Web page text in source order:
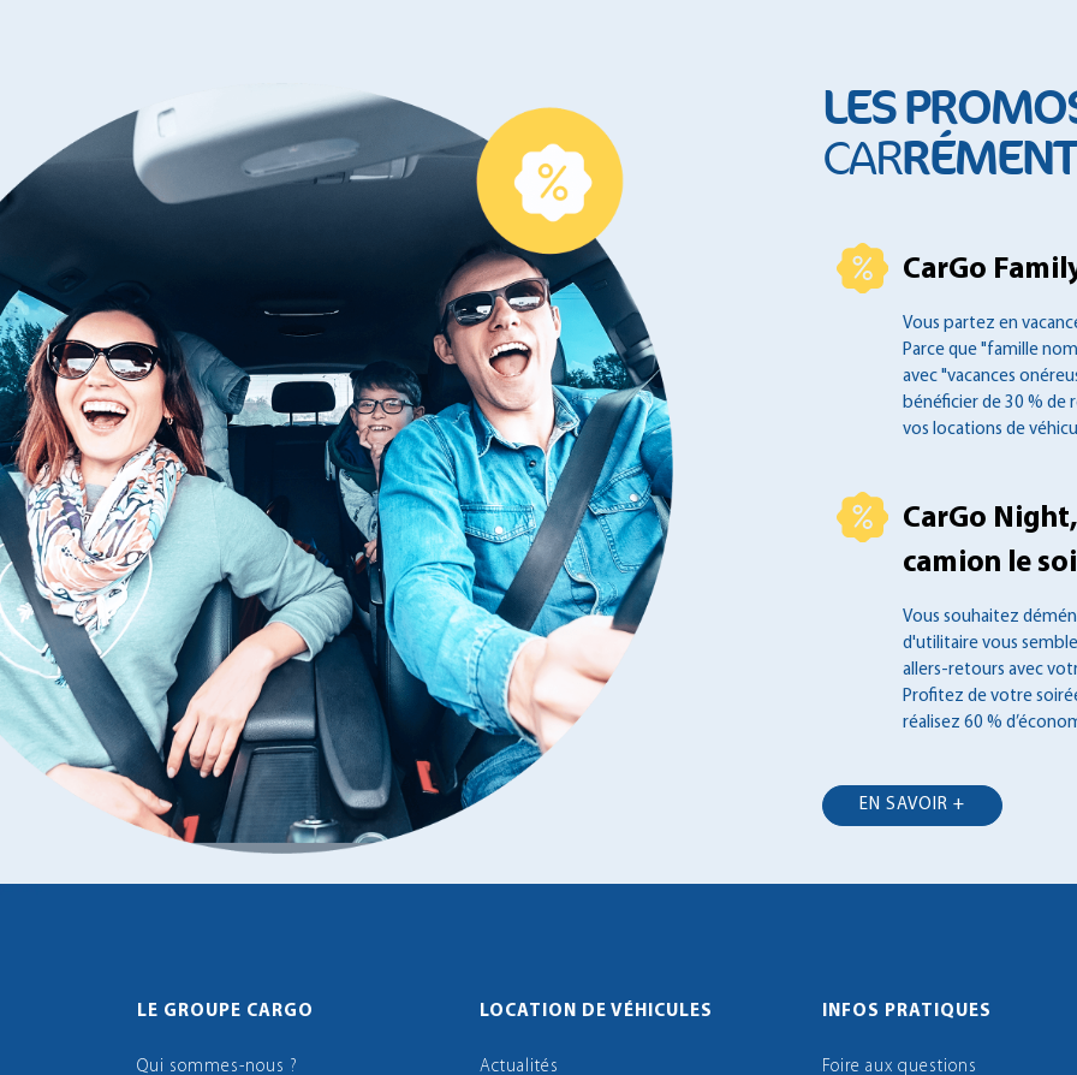
LES
CAR
CarGo
Vous partez en
Parce que "famille
avec "vacances
bénéficier de 30 % de
vos locations de
CarGo
camion le
Vous souhaitez
d'utilitaire vous
allers-retours avec
Profitez de votre
réalisez 60 %
EN SAVOIR +
LE GROUPE CARGO
Qui sommes-nous ?
LOCATION DE VÉHICULES
Actualités
INFOS PRATIQUES
Foire aux questions